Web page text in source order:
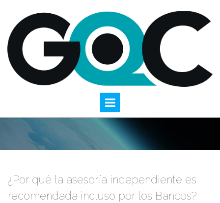
¿Por qué la asesoría independiente es
recomendada incluso por los Bancos?